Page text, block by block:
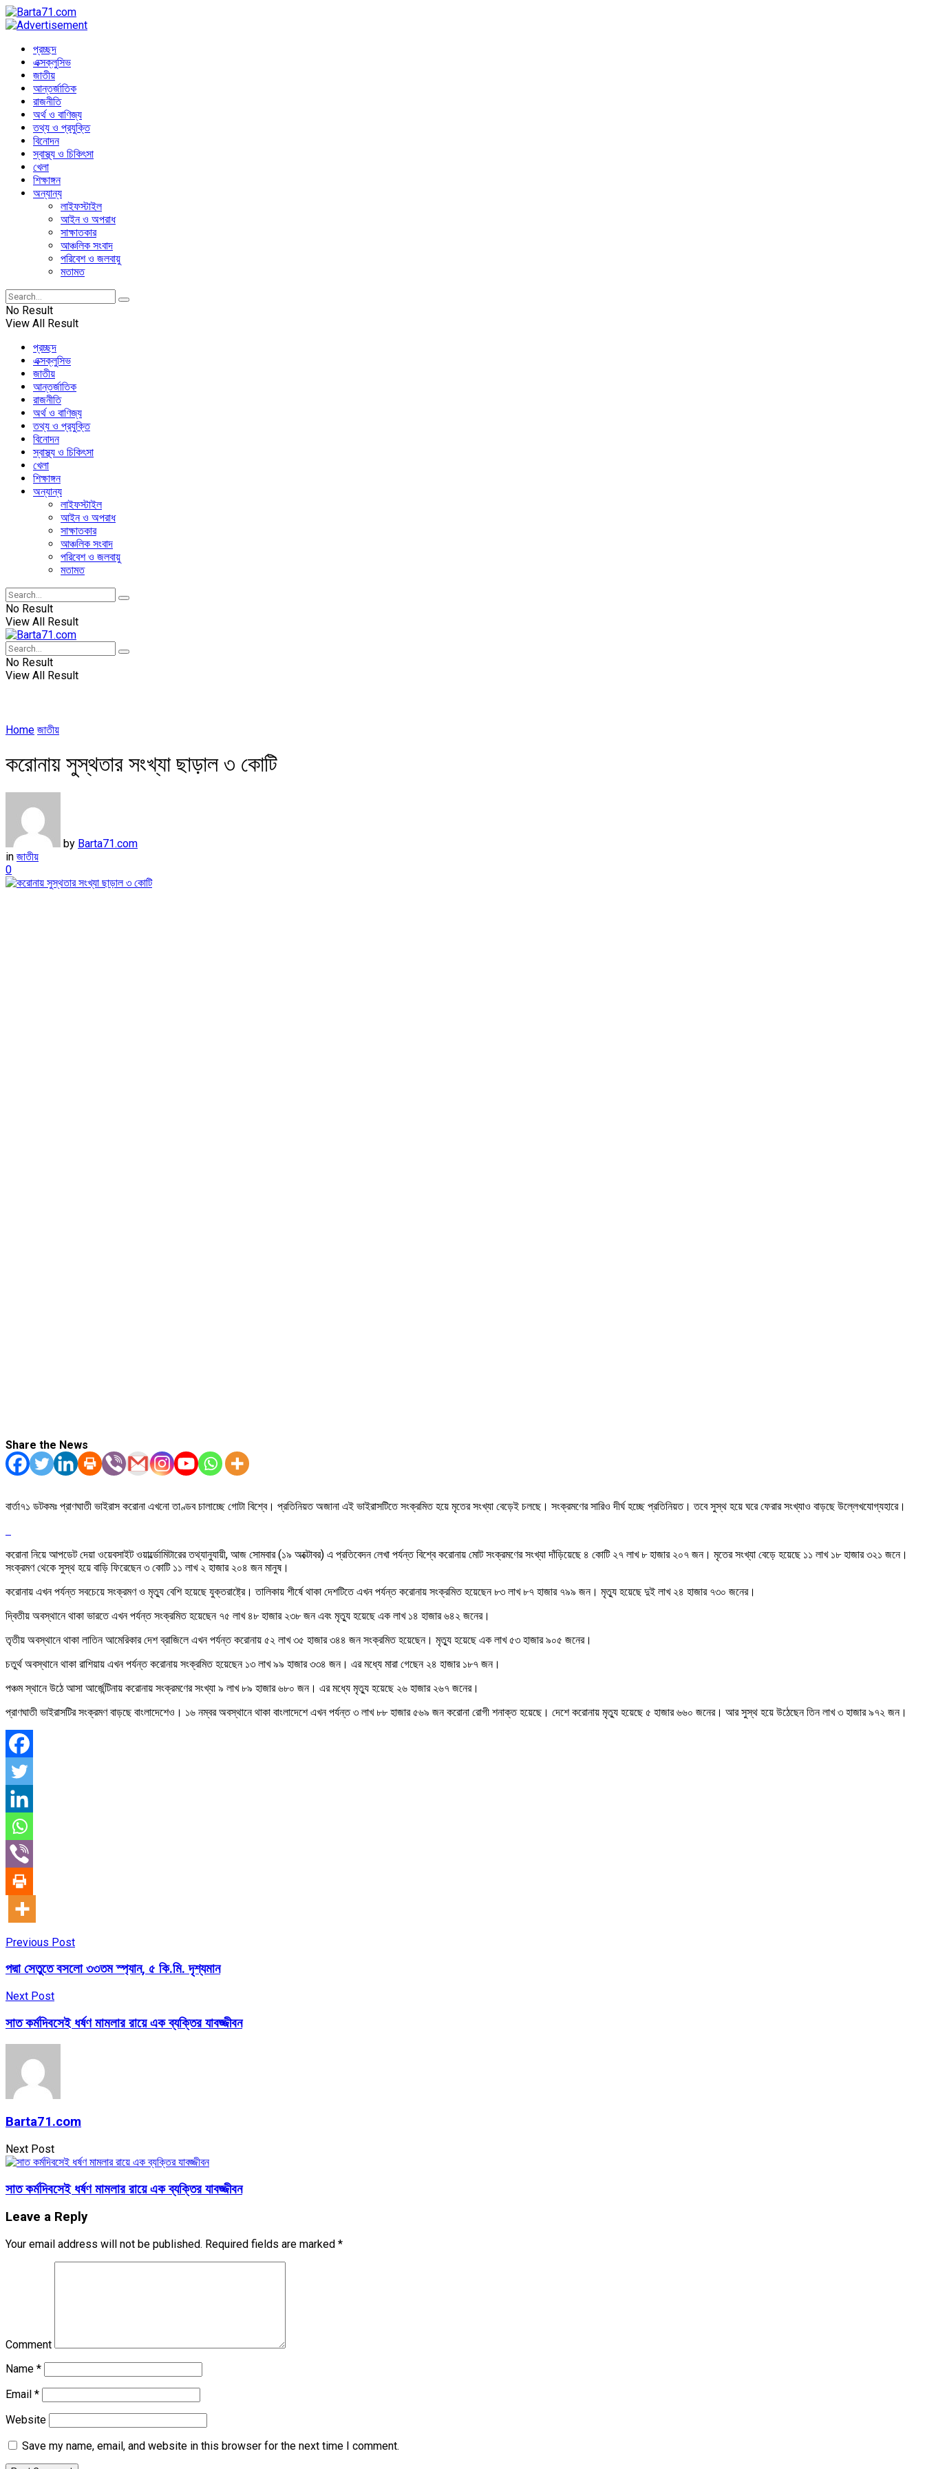
প্রচ্ছদ
এক্সক্লুসিভ
জাতীয়
আন্তর্জাতিক
রাজনীতি
অর্থ ও বাণিজ্য
তথ্য ও প্রযুক্তি
বিনোদন
স্বাস্থ্য ও চিকিৎসা
খেলা
শিক্ষাঙ্গন
অন্যান্য
লাইফস্টাইল
আইন ও অপরাধ
সাক্ষাতকার
আঞ্চলিক সংবাদ
পরিবেশ ও জলবায়ু
মতামত
No Result
View All Result
প্রচ্ছদ
এক্সক্লুসিভ
জাতীয়
আন্তর্জাতিক
রাজনীতি
অর্থ ও বাণিজ্য
তথ্য ও প্রযুক্তি
বিনোদন
স্বাস্থ্য ও চিকিৎসা
খেলা
শিক্ষাঙ্গন
অন্যান্য
লাইফস্টাইল
আইন ও অপরাধ
সাক্ষাতকার
আঞ্চলিক সংবাদ
পরিবেশ ও জলবায়ু
মতামত
No Result
View All Result
No Result
View All Result
Home জাতীয়
করোনায় সুস্থতার সংখ্যা ছাড়াল ৩ কোটি
by Barta71.com
in জাতীয়
0
Share the News
বার্তা৭১ ডটকমঃ প্রাণঘাতী ভাইরাস করোনা এখনো তাণ্ডব চালাচ্ছে গোটা বিশ্বে। প্রতিনিয়ত অজানা এই ভাইরাসটিতে সংক্রমিত হয়ে মৃতের সংখ্যা বেড়েই চলছে। সংক্রমণের সারিও দীর্ঘ হচ্ছে প্রতিনিয়ত। তবে সুস্থ হয়ে ঘরে ফেরার সংখ্যাও বাড়ছে উল্লেখযোগ্যহারে।
করোনা নিয়ে আপডেট দেয়া ওয়েবসাইট ওয়ার্ল্ডোমিটারের তথ্যানুযায়ী, আজ সোমবার (১৯ অক্টোবর) এ প্রতিবেদন লেখা পর্যন্ত বিশ্বে করোনায় মোট সংক্রমণের সংখ্যা দাঁড়িয়েছে ৪ কোটি ২৭ লাখ ৮ হাজার ২০৭ জন। মৃতের সংখ্যা বেড়ে হয়েছে ১১ লাখ ১৮ হাজার ৩২১ জনে।
সংক্রমণ থেকে সুস্থ হয়ে বাড়ি ফিরেছেন ৩ কোটি ১১ লাখ ২ হাজার ২০৪ জন মানুষ।
করোনায় এখন পর্যন্ত সবচেয়ে সংক্রমণ ও মৃত্যু বেশি হয়েছে যুক্তরাষ্ট্রে। তালিকায় শীর্ষে থাকা দেশটিতে এখন পর্যন্ত করোনায় সংক্রমিত হয়েছেন ৮৩ লাখ ৮৭ হাজার ৭৯৯ জন। মৃত্যু হয়েছে দুই লাখ ২৪ হাজার ৭৩০ জনের।
দ্বিতীয় অবস্থানে থাকা ভারতে এখন পর্যন্ত সংক্রমিত হয়েছেন ৭৫ লাখ ৪৮ হাজার ২৩৮ জন এবং মৃত্যু হয়েছে এক লাখ ১৪ হাজার ৬৪২ জনের।
তৃতীয় অবস্থানে থাকা লাতিন আমেরিকার দেশ ব্রাজিলে এখন পর্যন্ত করোনায় ৫২ লাখ ৩৫ হাজার ৩৪৪ জন সংক্রমিত হয়েছেন। মৃত্যু হয়েছে এক লাখ ৫৩ হাজার ৯০৫ জনের।
চতুর্থ অবস্থানে থাকা রাশিয়ায় এখন পর্যন্ত করোনায় সংক্রমিত হয়েছেন ১৩ লাখ ৯৯ হাজার ৩৩৪ জন। এর মধ্যে মারা গেছেন ২৪ হাজার ১৮৭ জন।
পঞ্চম স্থানে উঠে আসা আর্জেন্টিনায় করোনায় সংক্রমণের সংখ্যা ৯ লাখ ৮৯ হাজার ৬৮০ জন। এর মধ্যে মৃত্যু হয়েছে ২৬ হাজার ২৬৭ জনের।
প্রাণঘাতী ভাইরাসটির সংক্রমণ বাড়ছে বাংলাদেশেও। ১৬ নম্বর অবস্থানে থাকা বাংলাদেশে এখন পর্যন্ত ৩ লাখ ৮৮ হাজার ৫৬৯ জন করোনা রোগী শনাক্ত হয়েছে। দেশে করোনায় মৃত্যু হয়েছে ৫ হাজার ৬৬০ জনের। আর সুস্থ হয়ে উঠেছেন তিন লাখ ৩ হাজার ৯৭২ জন।
Previous Post
পদ্মা সেতুতে বসলো ৩৩তম স্প্যান, ৫ কি.মি. দৃশ্যমান
Next Post
সাত কর্মদিবসেই ধর্ষণ মামলার রায়ে এক ব্যক্তির যাবজ্জীবন
Barta71.com
Next Post
সাত কর্মদিবসেই ধর্ষণ মামলার রায়ে এক ব্যক্তির যাবজ্জীবন
Leave a Reply
Your email address will not be published. Required fields are marked *
Comment
Name *
Email *
Website
Save my name, email, and website in this browser for the next time I comment.